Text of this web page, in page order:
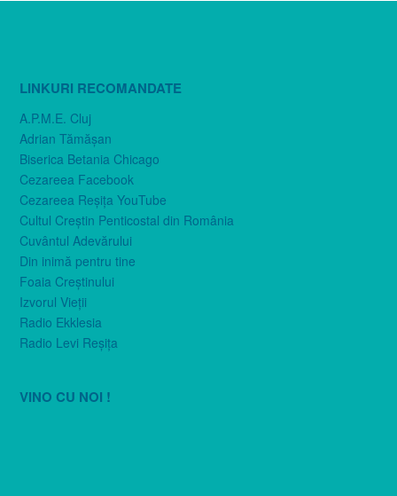
LINKURI RECOMANDATE
A.P.M.E. Cluj
Adrian Tămăşan
Biserica Betania Chicago
Cezareea Facebook
Cezareea Reşiţa YouTube
Cultul Creştin Penticostal din România
Cuvântul Adevărului
Din inimă pentru tine
Foaia Creştinului
Izvorul Vieţii
Radio Ekklesia
Radio Levi Reşiţa
VINO CU NOI !